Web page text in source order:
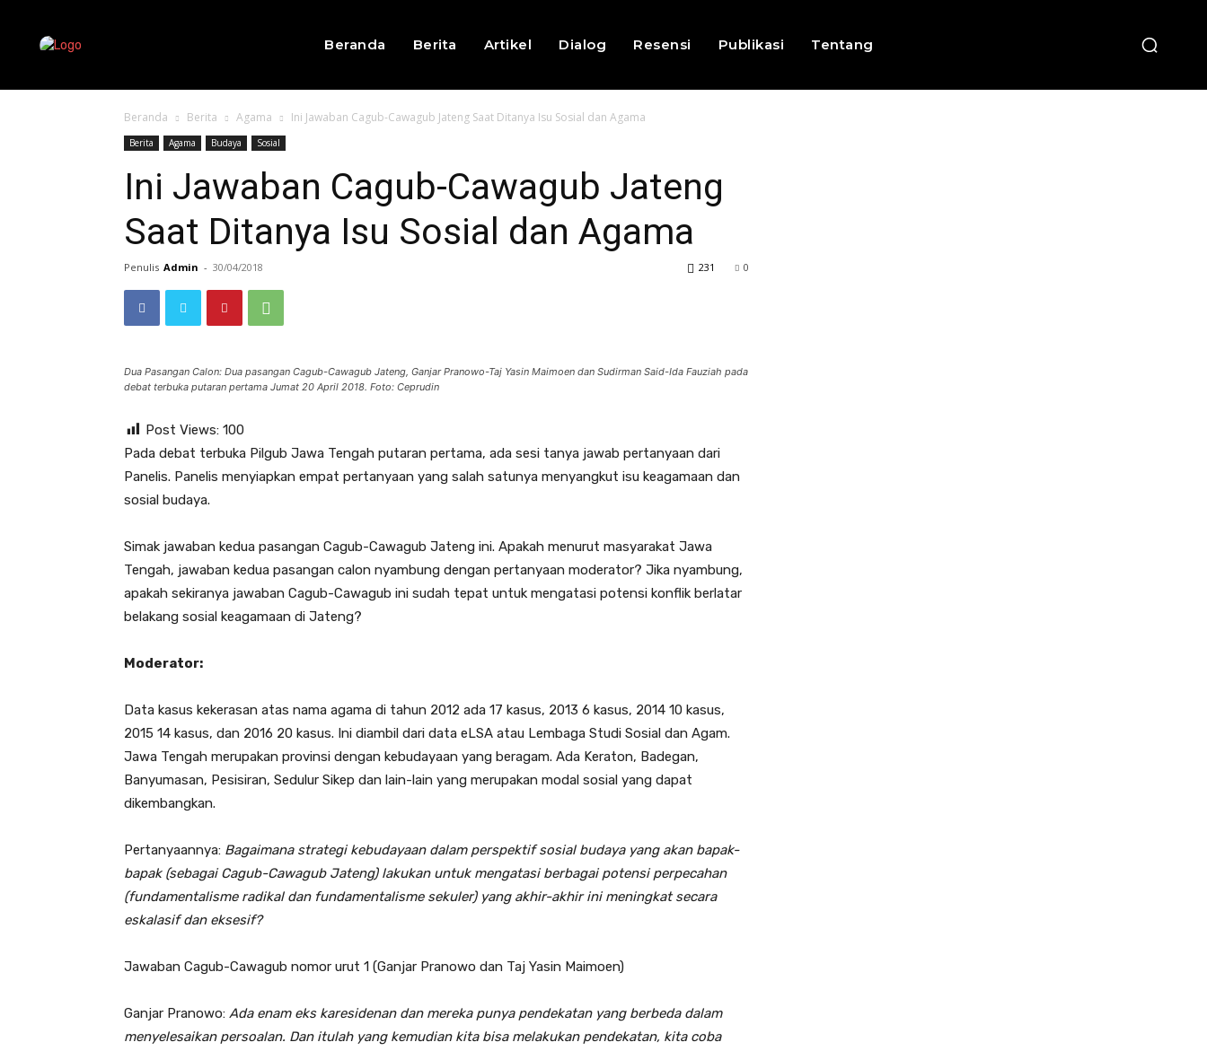
Beranda Berita Artikel Dialog Resensi Publikasi Tentang
Beranda Berita Agama Ini Jawaban Cagub-Cawagub Jateng Saat Ditanya Isu Sosial dan Agama
Berita Agama Budaya Sosial
Ini Jawaban Cagub-Cawagub Jateng
Saat Ditanya Isu Sosial dan Agama
Penulis Admin - 30/04/2018 0
231
Dua Pasangan Calon: Dua pasangan Cagub-Cawagub Jateng, Ganjar Pranowo-Taj Yasin Maimoen dan Sudirman Said-Ida Fauziah pada
debat terbuka putaran pertama Jumat 20 April 2018. Foto: Ceprudin
Post Views: 100
Pada debat terbuka Pilgub Jawa Tengah putaran pertama, ada sesi tanya jawab pertanyaan dari
Panelis. Panelis menyiapkan empat pertanyaan yang salah satunya menyangkut isu keagamaan dan
sosial budaya.
Simak jawaban kedua pasangan Cagub-Cawagub Jateng ini. Apakah menurut masyarakat Jawa
Tengah, jawaban kedua pasangan calon nyambung dengan pertanyaan moderator? Jika nyambung,
apakah sekiranya jawaban Cagub-Cawagub ini sudah tepat untuk mengatasi potensi konflik berlatar
belakang sosial keagamaan di Jateng?
Moderator:
Data kasus kekerasan atas nama agama di tahun 2012 ada 17 kasus, 2013 6 kasus, 2014 10 kasus,
2015 14 kasus, dan 2016 20 kasus. Ini diambil dari data eLSA atau Lembaga Studi Sosial dan Agam.
Jawa Tengah merupakan provinsi dengan kebudayaan yang beragam. Ada Keraton, Badegan,
Banyumasan, Pesisiran, Sedulur Sikep dan lain-lain yang merupakan modal sosial yang dapat
dikembangkan.
Pertanyaannya: Bagaimana strategi kebudayaan dalam perspektif sosial budaya yang akan bapak-
bapak (sebagai Cagub-Cawagub Jateng) lakukan untuk mengatasi berbagai potensi perpecahan
(fundamentalisme radikal dan fundamentalisme sekuler) yang akhir-akhir ini meningkat secara
eskalasif dan eksesif?
Jawaban Cagub-Cawagub nomor urut 1 (Ganjar Pranowo dan Taj Yasin Maimoen)
Ganjar Pranowo: Ada enam eks karesidenan dan mereka punya pendekatan yang berbeda dalam
menyelesaikan persoalan. Dan itulah yang kemudian kita bisa melakukan pendekatan, kita coba